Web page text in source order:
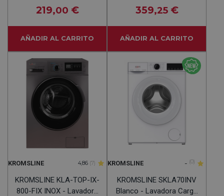
1400RPM
219,00 €
AÑADIR AL CARRITO
1400RPM
359,25 €
AÑADIR AL CARRITO
KROMSLINE 4,86 (7)
KROMSLINE KLA-TOP-IX-
800-FIX INOX - Lavadora
KROMSLINE - (0)
KROMSLINE SKLA70INV
Blanco - Lavadora Carga